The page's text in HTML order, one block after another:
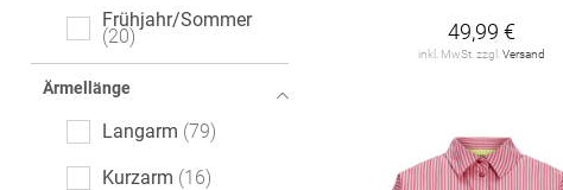
gepunktet 3
All-Over-Print (AOP)
Mottoprint 1
floral 1
Frühjahr/Sommer
20
Ärmellänge
Langarm 79
Kurzarm 16
49,99 €
inkl. MwSt. zzgl. Versand